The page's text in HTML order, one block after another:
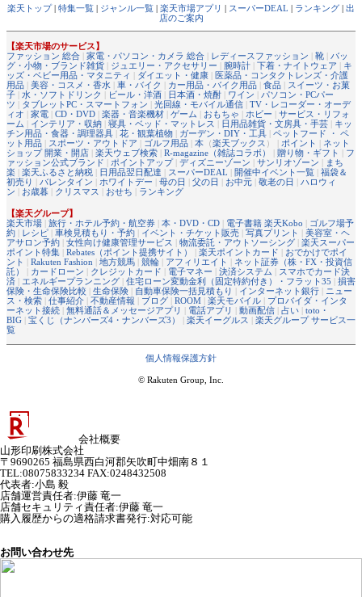
楽天トップ| 特集一覧 | ジャンル一覧 | 楽天市場アプリ | スーパーDEAL | ランキング | 出
店のご案内
【楽天市場のサービス】
ファッション 総合 | 家電・パソコン・カメラ 総合 | レディースファッション | 靴 | バッ
グ・小物・ブランド雑貨 | ジュエリー・アクセサリー | 腕時計 | 下着・ナイトウェア | キ
ッズ・ベビー用品・マタニティ | ダイエット・健康 | 医薬品・コンタクトレンズ・介護
用品 | 美容・コスメ・香水 | 車・バイク | カー用品・バイク用品 | 食品 | スイーツ・お菓
子 | 水・ソフトドリンク | ビール・洋酒 | 日本酒・焼酎 | ワイン | パソコン・PCパー
ツ | タブレットPC・スマートフォン | 光回線・モバイル通信 | TV・レコーダー・オーデ
ィオ | 家電 | CD・DVD | 楽器・音楽機材 | ゲーム | おもちゃ | ホビー | サービス・リフォ
ーム | インテリア・収納 | 寝具・ベッド・マットレス | 日用品雑貨・文房具・手芸 | キッ
チン用品・食器・調理器具 | 花・観葉植物 | ガーデン・DIY・工具 | ペットフード ・ ペ
ット用品 | スポーツ・アウトドア | ゴルフ用品 | 本 （楽天ブックス ） | ポイント | ネット
ショップ 開業・開店 | 楽天ウェブ検索 | R-magazine（雑誌コラボ） | 贈り物・ギフト | フ
ァッション公式ブランド | ポイントアップ| ディズニーゾーン | サンリオゾーン | まち
楽 | 楽天ふるさと納税 | 日用品翌日配達 | スーパーDEAL | 開催中イベント一覧 | 福袋＆
初売り | バレンタイン | ホワイトデー | 母の日 | 父の日 | お中元 | 敬老の日 | ハロウィ
ン | お歳暮 | クリスマス | おせち | ランキング
【楽天グループ】
楽天市場 | 旅行・ホテル予約・航空券 | 本・DVD・CD | 電子書籍 楽天Kobo | ゴルフ場予
約 | レシピ | 車検見積もり・予約 | イベント・チケット販売 | 写真プリント | 美容室・ヘ
アサロン予約 | 女性向け健康管理サービス | 物流委託・アウトソーシング | 楽天スーパー
ポイント特集 | Rebates（ポイント提携サイト） | 楽天ポイントカード | おでかけでポイ
ント | Rakuten Fashion | 地方競馬 | 競輪 | アフィリエイト | ネット証券（株・FX・投資信
託）
| カードローン | クレジットカード | 電子マネー | 決済システム | スマホでカード決
済 | エネルギープランニング | 住宅ローン変動金利（固定特約付き）・フラット35 | 損害
保険・生命保険比較 | 生命保険 | 自動車保険一括見積もり | インターネット銀行 | ニュー
ス・検索 | 仕事紹介 | 不動産情報 | ブログ | ROOM | 楽天モバイル | プロバイダ・インタ
ーネット接続 | 無料通話＆メッセージアプリ | 電話アプリ | 動画配信 | 占い | toto・
BIG | 宝くじ（ナンバーズ4・ナンバーズ3） | 楽天イーグルス | 楽天グループ サービス一
覧
個人情報保護方針
© Rakuten Group, Inc.
会社概要
山形印刷株式会社
〒9690265 福島県西白河郡矢吹町中畑南８１
TEL:08075833234 FAX:0248432508
代表者:小島 毅
店舗運営責任者:伊藤 竜一
店舗セキュリティ責任者:伊藤 竜一
購入履歴からの適格請求書発行:対応可能
お問い合わせ先